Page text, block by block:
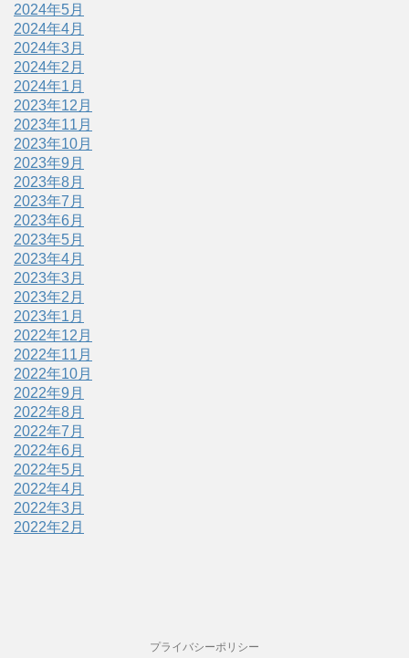
2024年5月
2024年4月
2024年3月
2024年2月
2024年1月
2023年12月
2023年11月
2023年10月
2023年9月
2023年8月
2023年7月
2023年6月
2023年5月
2023年4月
2023年3月
2023年2月
2023年1月
2022年12月
2022年11月
2022年10月
2022年9月
2022年8月
2022年7月
2022年6月
2022年5月
2022年4月
2022年3月
2022年2月
プライバシーポリシー